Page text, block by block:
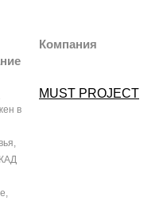
Компания
в
MUST PROJECT